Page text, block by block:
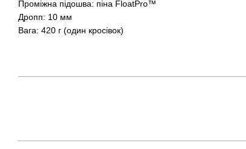
Проміжна підошва: піна FloatPro™
Дропп: 10 мм
Вага: 420 г (один кросівок)